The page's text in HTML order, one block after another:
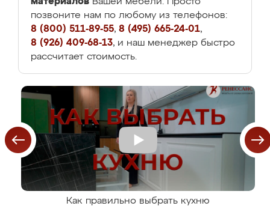
позвоните нам по любому из телефонов:
8 (800) 511-89-55, 8 (495) 665-24-01,
8 (926) 409-68-13, и наш менеджер быстро
рассчитает стоимость.
Как правильно выбрать кухню